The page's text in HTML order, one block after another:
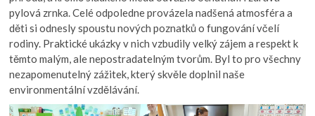
pylová zrnka. Celé odpoledne provázela nadšená atmosféra a
děti si odnesly spoustu nových poznatků o fungování včelí
rodiny. Praktické ukázky v nich vzbudily velký zájem a respekt k
těmto malým, ale nepostradatelným tvorům. Byl to pro všechny
nezapomenutelný zážitek, který skvěle doplnil naše
environmentální vzdělávání.